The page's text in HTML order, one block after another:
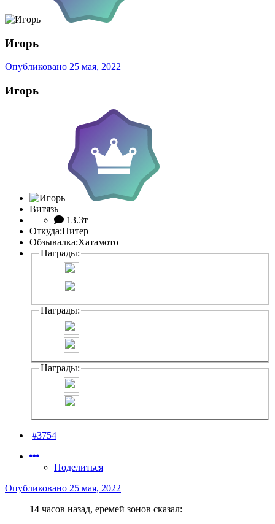
Игорь
Опубликовано 25 мая, 2022
Игорь
Витязь
13.3т
Откуда:Питер
Обзывалка:Хатамото
Награды:
Награды:
Награды:
#3754
Поделиться
Опубликовано 25 мая, 2022
14 часов назад, еремей зонов сказал: